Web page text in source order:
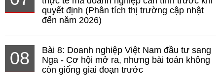
quyết định (Phân tích thị trường cập nhật
đến năm 2026)
08
Bài 8: Doanh nghiệp Việt Nam đầu tư sang
Nga - Cơ hội mở ra, nhưng bài toán không
còn giống giai đoạn trước